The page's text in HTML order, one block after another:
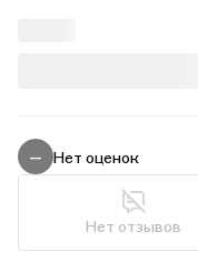
— Нет оценок
Нет отзывов